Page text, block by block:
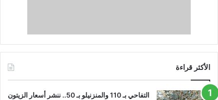
الأكثر قراءة
التفاحي بـ 110 والمنزنيلو بـ 50.. ننشر أسعار الزيتون